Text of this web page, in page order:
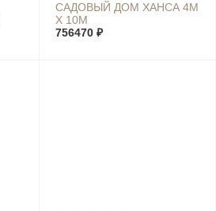
САДОВЫЙ ДОМ ХАНСА 4М
Х 10М
756470 ₽